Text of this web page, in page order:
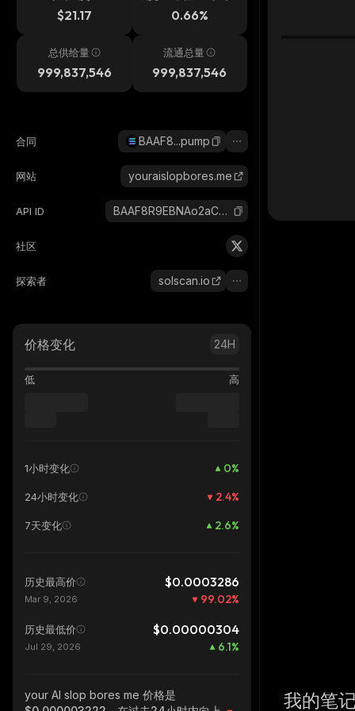
$21.17 0.66%
总供给量
999,837,546
流通总量
999,837,546
合同 BAAF8...pump
网站 youraislopbores.me
API ID BAAF8R9EBNAo2aCPQzYiP6hEx3TXKiNads2MrdDjpump_solana
社区
探索者 solscan.io
价格变化 24H
低 高
1小时变化 0%
24小时变化 2.4%
7天变化 2.6%
历史最高价 $0.0003286
Mar 9, 2026 99.02%
历史最低价 $0.00000304
Jul 29, 2026 6.1%
your AI slop bores me 价格是
我的笔